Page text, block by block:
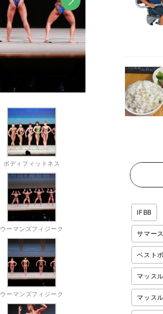
次へ
ボディフィットネス
ウーマンズフィジーク
ウーマンズフィジーク
IFBB
サマー
ベスト
マッス
マッス